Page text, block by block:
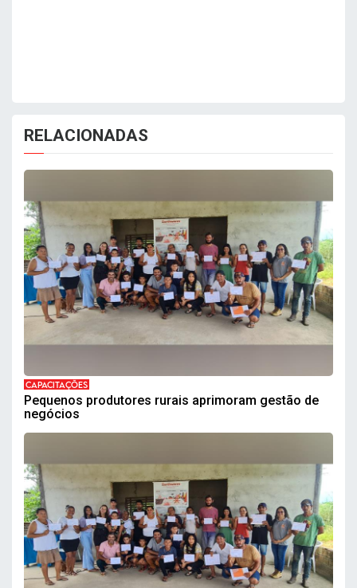
RELACIONADAS
CAPACITAÇÕES
Pequenos produtores rurais aprimoram gestão de
negócios